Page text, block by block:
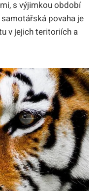
s výjimkou období
povaha je
v jejich teritoriích a